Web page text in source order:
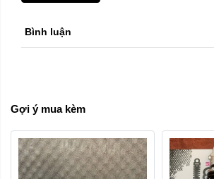
Bình luận
Gợi ý mua kèm